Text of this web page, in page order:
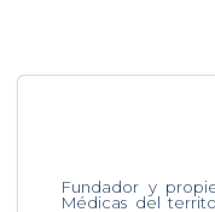
Fundador y
Médicas del